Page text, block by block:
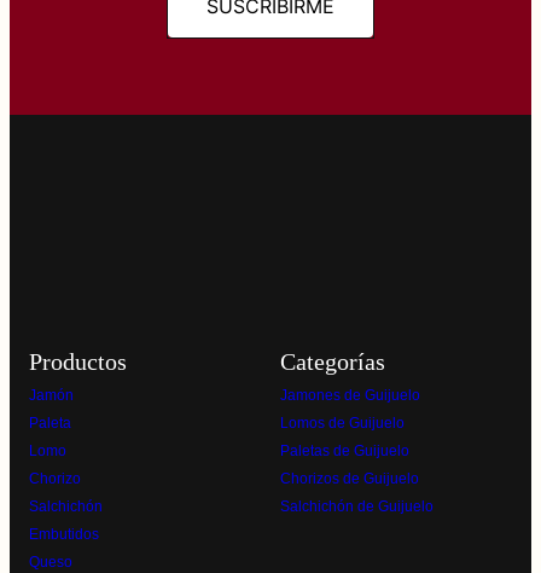
Productos
Jamón
Paleta
Lomo
Chorizo
Salchichón
Embutidos
Queso
Categorías
Jamones de Guijuelo
Lomos de Guijuelo
Paletas de Guijuelo
Chorizos de Guijuelo
Salchichón de Guijuelo